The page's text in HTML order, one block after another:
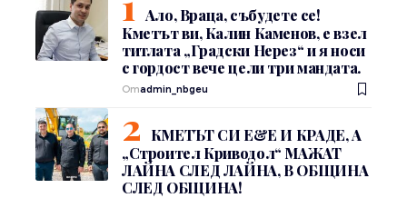
Ало, Враца, събудете се!
Кметът ви, Калин Каменов, е взел
титлата „Градски Нерез“ и я носи
с гордост вече цели три мандата.
Отadmin_nbgeu
КМЕТЪТ СИ Е&Е И КРАДЕ, А
„Строител Криводол“ МАЖАТ
ЛАЙНА СЛЕД ЛАЙНА, В ОБЩИНА
СЛЕД ОБЩИНА!